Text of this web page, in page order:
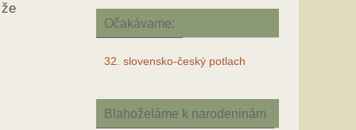
Očakávame:
32. slovensko-český potlach
Blahoželáme k narodeninám